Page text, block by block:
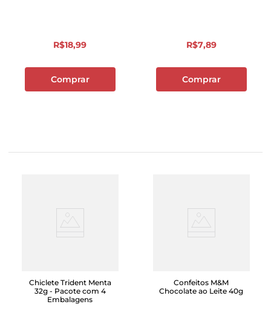
R$18,99
Comprar
R$7,89
Comprar
Chiclete Trident Menta
32g - Pacote com 4
Embalagens
Confeitos M&M
Chocolate ao Leite 40g